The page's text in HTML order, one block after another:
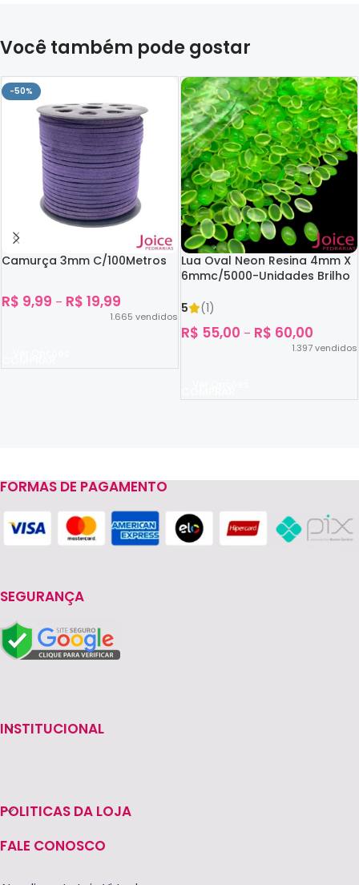
Você também pode gostar
-50%
Camurça 3mm C/100Metros
R$ 9,99 – R$ 19,99
1.665 vendidos
Lua Oval Neon Resina 4mm X
6mmc/5000-Unidades Brilho
5
(1)
R$ 55,00 – R$ 60,00
1.397vendidos
Read more
FORMAS DE PAGAMENTO
SEGURANÇA
INSTITUCIONAL
POLITICAS DA LOJA
FALE CONOSCO